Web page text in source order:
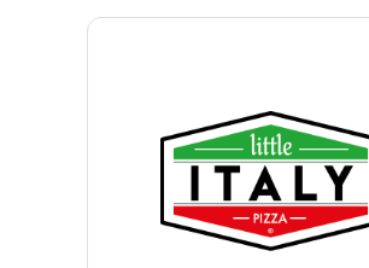
cada bocado de sus productos
horneados y aromáticos.